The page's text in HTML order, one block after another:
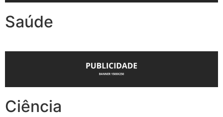
Saúde
Ciência